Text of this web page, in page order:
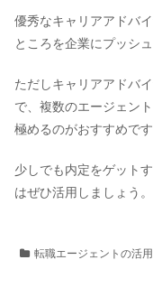
優秀なキャリアアドバ
ところを企業にプッシ
ただしキャリアアドバ
で、複数のエージェン
極めるのがおすすめです
少しでも内定をゲット
はぜひ活用しましょう。
転職エージェントの活